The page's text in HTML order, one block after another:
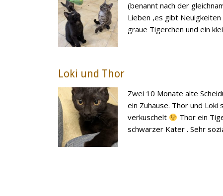
(benannt nach der
Lieben ,es gibt
graue Tigerchen und ein
Loki und Thor
Zwei 10 Monate alte
ein Zuhause. Thor und Loki
verkuschelt
Thor ein
schwarzer Kater . Sehr